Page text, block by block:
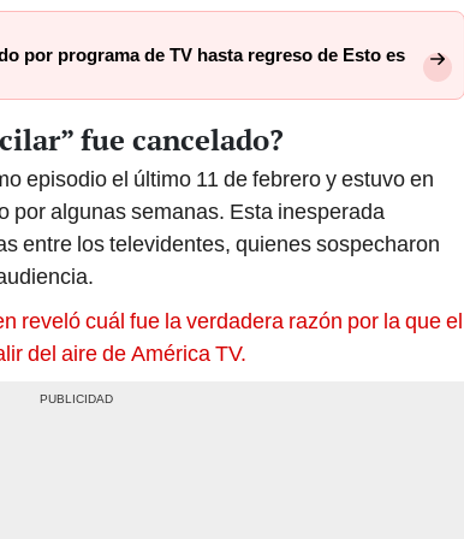
por programa de TV hasta regreso de Esto es
fue cancelado?
episodio el último 11 de febrero y estuvo en
por algunas semanas. Esta inesperada
entre los televidentes, quienes sospecharon
reveló cuál fue la verdadera razón por la que el
del aire de América TV.